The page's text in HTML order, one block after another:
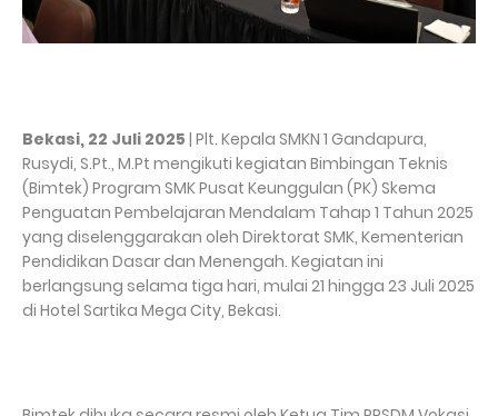
Bekasi, 22 Juli 2025 | Plt. Kepala SMKN 1 Gandapura,
Rusydi, S.Pt., M.Pt mengikuti kegiatan Bimbingan Teknis
(Bimtek) Program SMK Pusat Keunggulan (PK) Skema
Penguatan Pembelajaran Mendalam Tahap 1 Tahun 2025
yang diselenggarakan oleh Direktorat SMK, Kementerian
Pendidikan Dasar dan Menengah. Kegiatan ini
berlangsung selama tiga hari, mulai 21 hingga 23 Juli 2025
di Hotel Sartika Mega City, Bekasi.